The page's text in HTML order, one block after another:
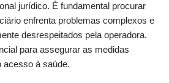
jurídico. É fundamental procurar
enfrenta problemas complexos e
desrespeitados pela operadora.
para assegurar as medidas
acesso à saúde.